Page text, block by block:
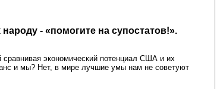
- «помогите на супостатов!».
экономический потенциал США и их
и мы? Нет, в мире лучшие умы нам не советуют